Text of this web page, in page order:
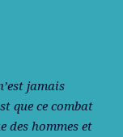
jamais
que ce combat
des hommes et